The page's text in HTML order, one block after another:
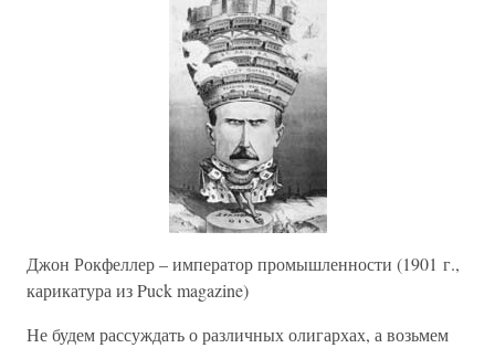
Джон Рокфеллер – император промышленности (1901 г.,
карикатура из Puck magazine)
Не будем рассуждать о различных олигархах, а возьмем